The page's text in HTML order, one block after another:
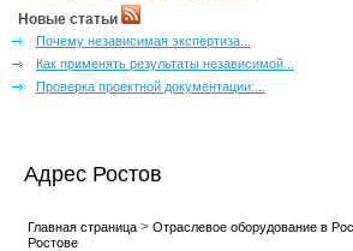
Новые статьи
Почему независимая экспертиза...
Как применять результаты независимой...
Проверка проектной документации:...
Адрес Ростов
Главная страница> Отраслевое оборудование в
Ростове